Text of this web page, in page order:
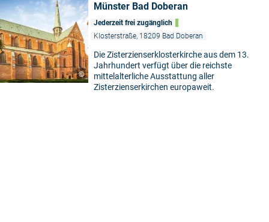
©
Münster Bad Doberan
Jederzeit frei zugänglich
Klosterstraße, 18209 Bad Doberan
Die Zisterzienserklosterkirche aus dem 13.
Jahrhundert verfügt über die reichste
mittelalterliche Ausstattung aller
Zisterzienserkirchen europaweit.